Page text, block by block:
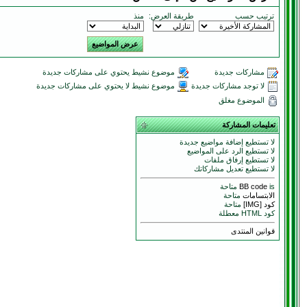
ترتيب حسب طريقة العرض: منذ
مشاركات جديدة
موضوع نشيط يحتوي على مشاركات جديدة
لا توجد مشاركات جديدة
موضوع نشيط لا يحتوي على مشاركات جديدة
الموضوع مغلق
تعليمات المشاركة
لا تستطيع إضافة مواضيع جديدة
لا تستطيع الرد على المواضيع
لا تستطيع إرفاق ملفات
لا تستطيع تعديل مشاركاتك
BB code is متاحة
الابتسامات متاحة
كود [IMG]
متاحة
كود HTML معطلة
قوانين المنتدى